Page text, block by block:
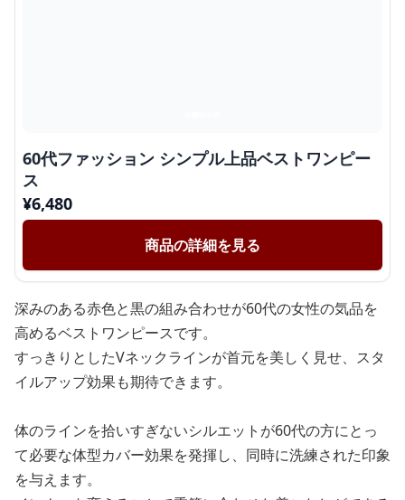
60代ファッション シンプル上品ベストワンピー
ス
¥6,480
商品の詳細を見る
深みのある赤色と黒の組み合わせが60代の女性の気品を
高めるベストワンピースです。
すっきりとしたVネックラインが首元を美しく見せ、スタ
イルアップ効果も期待できます。
体のラインを拾いすぎないシルエットが60代の方にとっ
て必要な体型カバー効果を発揮し、同時に洗練された印象
を与えます。